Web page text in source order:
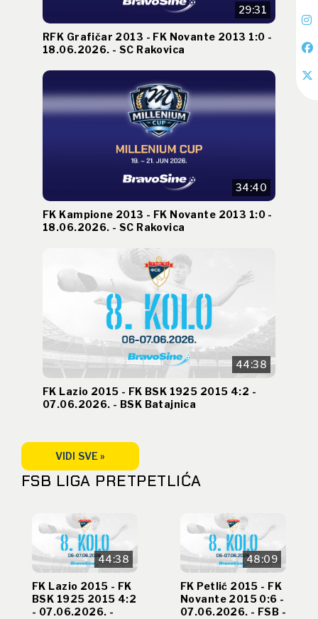
29:31
RFK Grafičar 2013 - FK Novante 2013 1:0 -
18.06.2026. - SC Rakovica
34:40
FK Kampione 2013 - FK Novante 2013 1:0 -
18.06.2026. - SC Rakovica
44:38
FK Lazio 2015 - FK BSK 1925 2015 4:2 -
07.06.2026. - BSK Batajnica
VIDI SVE »
FSB LIGA PRETPETLIĆA
44:38
FK Lazio 2015 - FK
BSK 1925 2015 4:2
- 07.06.2026. -
48:09
FK Petlić 2015 - FK
Novante 2015 0:6 -
07.06.2026. - FSB -